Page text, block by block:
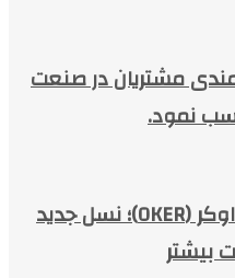
مشتریان در صنعت
نمود.
معرفی کرکره فولادی اوکر (OKER)؛ نسل جدید
بیشتر